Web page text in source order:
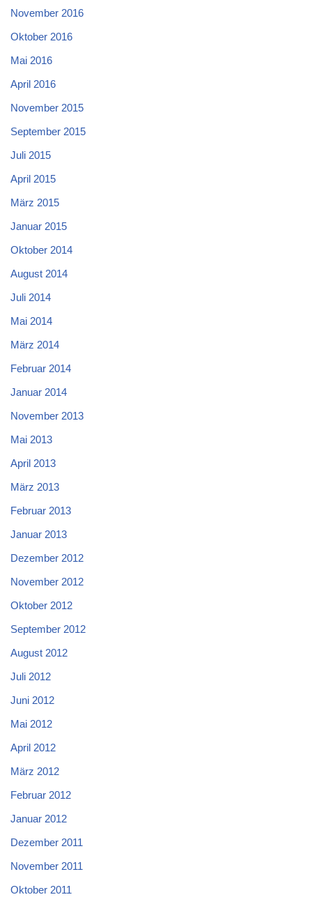
November 2016
Oktober 2016
Mai 2016
April 2016
November 2015
September 2015
Juli 2015
April 2015
März 2015
Januar 2015
Oktober 2014
August 2014
Juli 2014
Mai 2014
März 2014
Februar 2014
Januar 2014
November 2013
Mai 2013
April 2013
März 2013
Februar 2013
Januar 2013
Dezember 2012
November 2012
Oktober 2012
September 2012
August 2012
Juli 2012
Juni 2012
Mai 2012
April 2012
März 2012
Februar 2012
Januar 2012
Dezember 2011
November 2011
Oktober 2011